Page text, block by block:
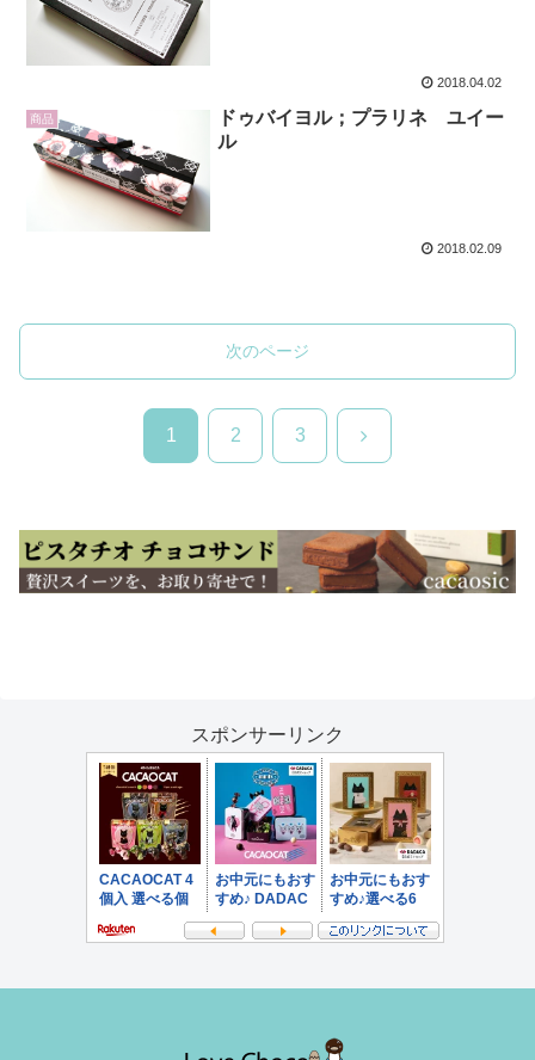
2018.04.02
商品
ドゥバイヨル；プラリネ ユイー
ル
2018.02.09
次のページ
1 2 3 次
スポンサーリンク